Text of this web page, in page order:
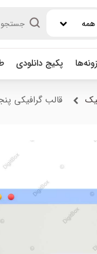
همه
پکیج دانلودی
قالب گرافیکی